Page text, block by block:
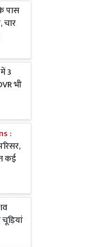
पास
3
भी
:
कई